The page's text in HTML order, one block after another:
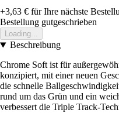
+3,63 € für Ihre nächste
Bestellung gutgeschrieben
Loading...
Beschreibung
Chrome Soft ist für
konzipiert, mit einer neuen
die schnelle
rund um das Grün und ein
verbessert die Triple Track-